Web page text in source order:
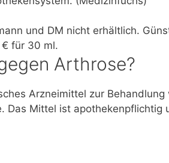
und DM nicht erhältlich.
für 30 ml.
Arthrose?
Arzneimittel zur Behandlung
Das Mittel ist apothekenpflichtig